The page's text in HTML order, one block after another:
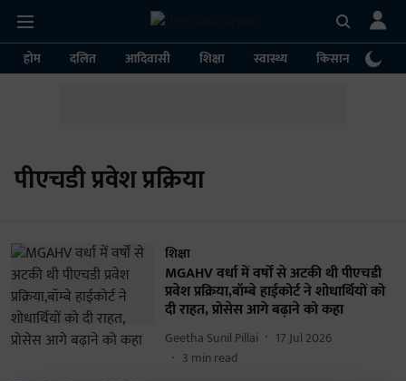
होम दलित आदिवासी शिक्षा स्वास्थ्य किसान
पीएचडी प्रवेश प्रक्रिया
शिक्षा
MGAHV वर्धा में वर्षों से अटकी थी पीएचडी
प्रवेश प्रक्रिया,बॉम्बे हाईकोर्ट ने शोधार्थियों को
दी राहत, प्रोसेस आगे बढ़ाने को कहा
Geetha Sunil Pillai
17 Jul 2026
3 min read